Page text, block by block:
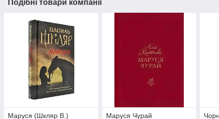
Подібні товари компанії
Маруся (Шкляр В.) Маруся Чурай